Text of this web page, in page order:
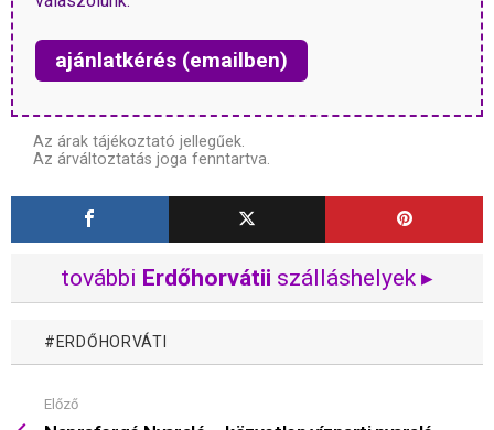
ajánlatkérés (emailben)
Az árak tájékoztató jellegűek.
Az árváltoztatás joga fenntartva.
további Erdőhorvátii szálláshelyek ▸
ERDŐHORVÁTI
MutassElőző